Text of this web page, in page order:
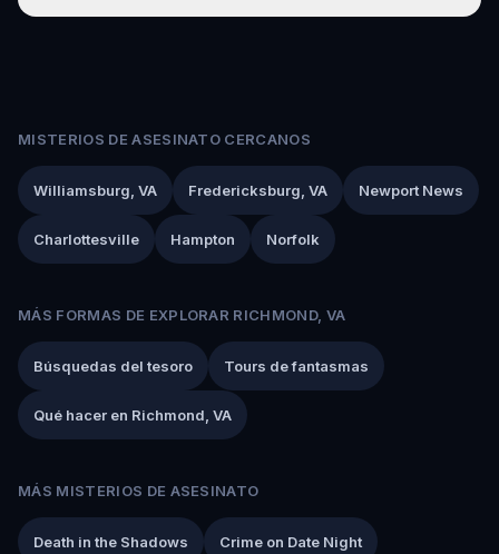
MISTERIOS DE ASESINATO CERCANOS
Williamsburg, VA Fredericksburg, VA Newport News
Charlottesville Hampton Norfolk
MÁS FORMAS DE EXPLORAR RICHMOND, VA
Búsquedas del tesoro Tours de fantasmas
Qué hacer en Richmond, VA
MÁS MISTERIOS DE ASESINATO
Death in the Shadows Crime on Date Night